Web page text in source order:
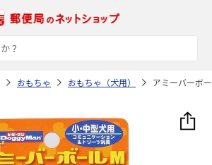
おもちゃ おもちゃ（犬用） アミーバーボ